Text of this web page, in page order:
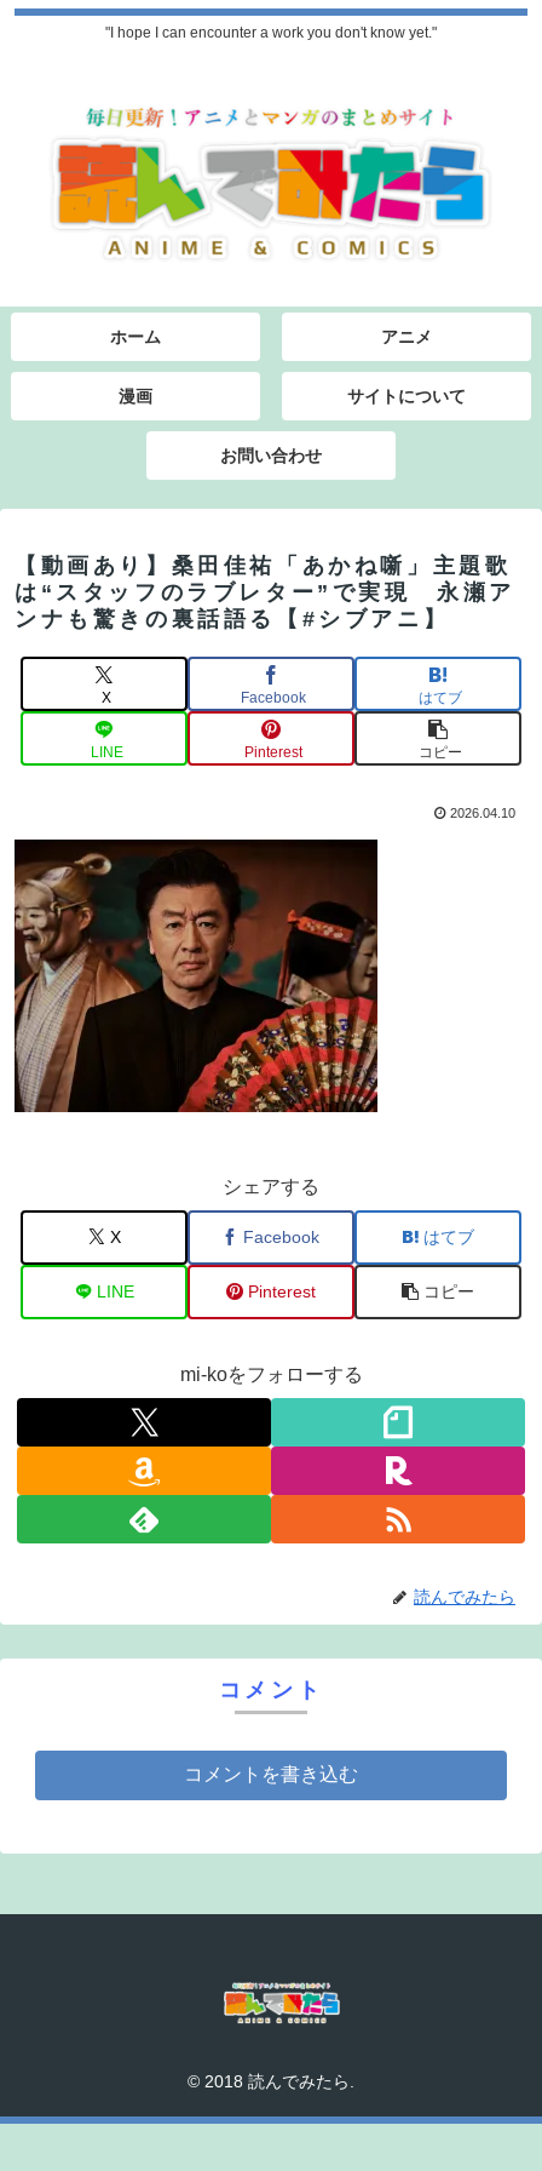
"I hope I can encounter a work you don't know yet."
ホーム アニメ
漫画 サイトについて
お問い合わせ
【動画あり】桑田佳祐「あかね噺」主題歌
は“スタッフのラブレター”で実現 永瀬ア
ンナも驚きの裏話語る【#シブアニ】
X Facebook はてブ
LINE Pinterest コピー
2026.04.10
シェアする
X Facebook はてブ
LINE Pinterest コピー
mi-koをフォローする
読んでみたら
コメント
コメントを書き込む
© 2018 読んでみたら.